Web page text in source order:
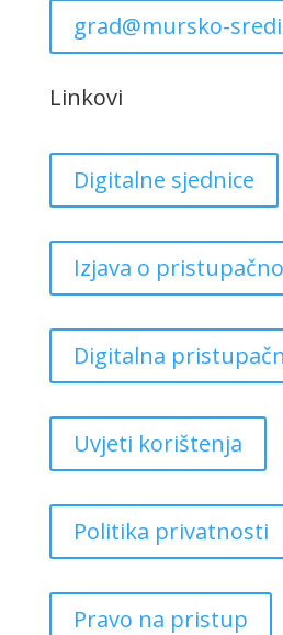
grad@mursko-
Linkovi
Digitalne sjednice
Izjava o
Digitalna
Uvjeti korištenja
Politika privatnosti
Pravo na pristup